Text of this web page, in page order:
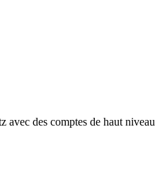
des comptes de haut